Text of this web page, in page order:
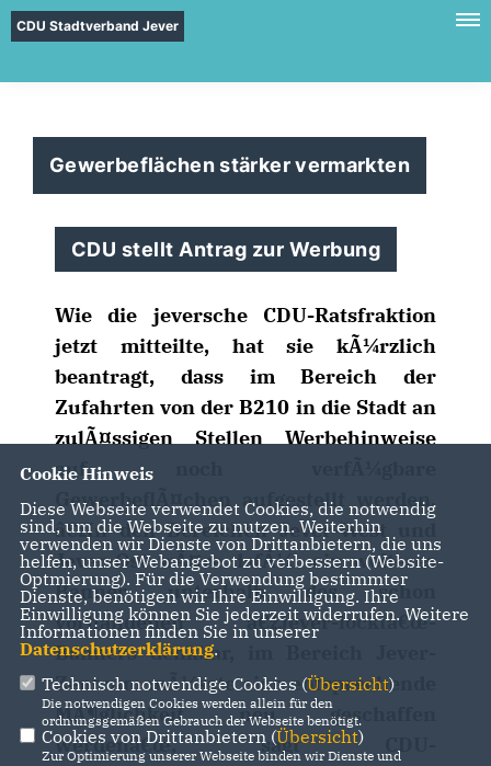
CDU Stadtverband Jever
Gewerbeflächen stärker vermarkten
CDU stellt Antrag zur Werbung
Wie die jeversche CDU-Ratsfraktion
jetzt mitteilte, hat sie kÃ¼rzlich
beantragt, dass im Bereich der
Zufahrten von der B210 in die Stadt an
zulÃ¤ssigen Stellen Werbehinweise
auf noch verfÃ¼gbare
GewerbeflÃ¤chen aufgestellt werden.
žIn den Bereichen Jever-West und
Jever-Ost wÃ¤re dafÃ¼r ein weiteres
Banner unterhalb des schon
vorhandenen â€žJever-locktâ€œ-
Banners denkbar, im Bereich Jever-
Zentrum mÃ¼sste eine entsprechende
MÃ¶glichkeit neu geschaffen
werdenâ€œ, sagt CDU-
Cookie Hinweis
Diese Webseite verwendet Cookies, die notwendig
sind, um die Webseite zu nutzen. Weiterhin
verwenden wir Dienste von Drittanbietern, die uns
helfen, unser Webangebot zu verbessern (Website-
Optmierung). Für die Verwendung bestimmter
Dienste, benötigen wir Ihre Einwilligung. Ihre
Einwilligung können Sie jederzeit widerrufen. Weitere
Informationen finden Sie in unserer
Datenschutzerklärung.
Technisch notwendige Cookies (Übersicht)
Die notwendigen Cookies werden allein für den
ordnungsgemäßen Gebrauch der Webseite benötigt.
Cookies von Drittanbietern (Übersicht)
Zur Optimierung unserer Webseite binden wir Dienste und